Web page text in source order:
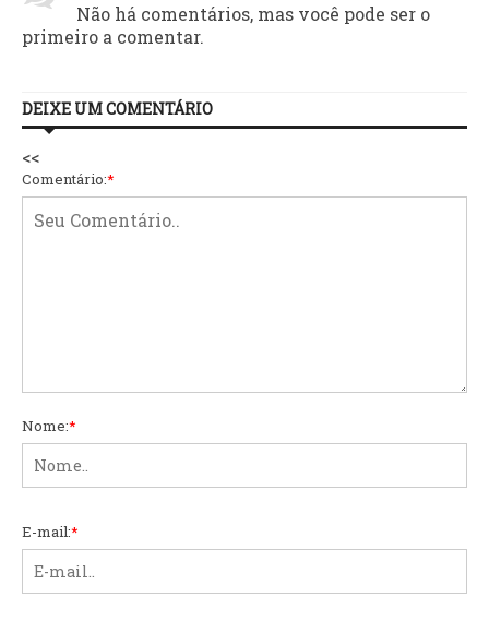
Não há comentários, mas você pode ser o
primeiro a comentar.
DEIXE UM COMENTÁRIO
<<
Comentário:*
Nome:*
E-mail:*